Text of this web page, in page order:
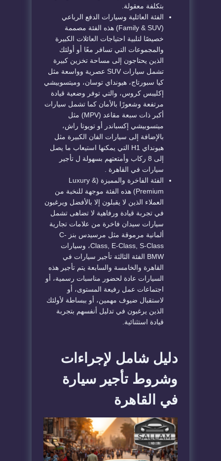
بتكلفة معقولة.
الفئة العائلية وسيارات الدفع الرباعي
(Family & SUV) هذه الفئة مصممة
خصيصًا لتلبية احتياجات العائلات الكبيرة
والمجموعات التي تسافر معًا أو أولئك
الذين يحتاجون إلى مساحة تخزين كبيرة
تشمل سيارات SUV عصرية وواسعة مثل
كيا سبورتاج، هيونداي توسان، وميتسوبيشي
إكليبس كروس، والتي توفر وضعية قيادة
مرتفعة وشعورًا بالأمان كما تشمل سيارات
أكبر ذات سبعة مقاعد (MPV) مثل
ميتسوبيشي إكسباندر أو تويوتا راش،
بالإضافة إلى سيارات الفان الكبيرة مثل
هيونداي H1 التي يمكنها استيعاب ما يصل
إلى 8 ركاب وأمتعتهم بسهولة ل تأجير
سيارات في القاهرة .
الفئة الفاخرة والمميزة (Luxury &
Premium) هذه الفئة موجهة للنخبة من
العملاء الذين لا يقبلون إلا بالأفضل ويرغبون
في تجربة قيادة ورفاهية لا تضاهى تشمل
سيارات سيدان فاخرة من علامات تجارية
ألمانية مرموقة مثل مرسيدس بنز C-
Class, E-Class, S-Class، وسيارات
BMW الفئة الثالثة تأجير سيارات في
القاهرة والخامسة والسابعة يتم تأجير هذه
السيارات عادة لحضور مناسبات رسمية، أو
اجتماعات عمل رفيعة المستوى، أو
لاستقبال ضيوف مهمين، أو ببساطة لأولئك
الذين يرغبون في تدليل أنفسهم بتجربة
قيادة استثنائية.
دليل شامل لإجراءات
وشروط تأجير سيارة
في القاهرة